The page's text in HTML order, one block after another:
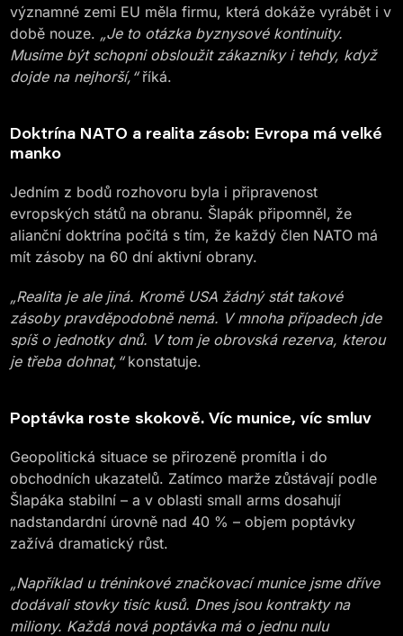
významné zemi EU měla firmu, která dokáže vyrábět i v
době nouze. „Je to otázka byznysové kontinuity.
Musíme být schopni obsloužit zákazníky i tehdy, když
dojde na nejhorší,“říká.
Doktrína NATO a realita zásob: Evropa má velké
manko
Jedním z bodů rozhovoru byla i připravenost
evropských států na obranu. Šlapák připomněl, že
alianční doktrína počítá s tím, že každý člen NATO má
mít zásoby na 60 dní aktivní obrany.
„Realita je ale jiná. Kromě USA žádný stát takové
zásoby pravděpodobně nemá. V mnoha případech jde
spíš o jednotky dnů. V tom je obrovská rezerva, kterou
je třeba dohnat,“konstatuje.
Poptávka roste skokově. Víc munice, víc smluv
Geopolitická situace se přirozeně promítla i do
obchodních ukazatelů. Zatímco marže zůstávají podle
Šlapáka stabilní – a v oblasti small arms dosahují
nadstandardní úrovně nad 40 % – objem poptávky
zažívá dramatický růst.
„Například u tréninkové značkovací munice jsme dříve
dodávali stovky tisíc kusů. Dnes jsou kontrakty na
miliony. Každá nová poptávka má o jednu nulu